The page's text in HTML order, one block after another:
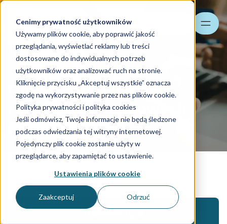
Cenimy prywatność użytkowników
Używamy plików cookie, aby poprawić jakość
przeglądania, wyświetlać reklamy lub treści
dostosowane do indywidualnych potrzeb
użytkowników oraz analizować ruch na stronie.
Kliknięcie przycisku „Akceptuj wszystkie” oznacza
zgodę na wykorzystywanie przez nas plików cookie.
Polityka prywatności i polityka cookies
Jeśli odmówisz, Twoje informacje nie będą śledzone
podczas odwiedzania tej witryny internetowej.
Pojedynczy plik cookie zostanie użyty w
przeglądarce, aby zapamiętać to ustawienie.
Ustawienia plików cookie
Zaakceptuj Odrzuć
Obsługa przelewów i
rachunków bankowych
Skontaktuj się z nami
Referencje